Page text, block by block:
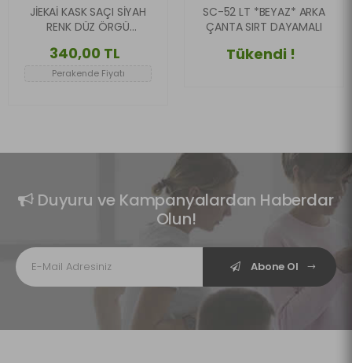
JİEKAİ KASK SAÇI SİYAH
RENK DÜZ ÖRGÜ
340,00 TL
Perakende Fiyatı
SC-52 LT *BEYAZ* ARKA
ÇANTA SIRT DAYAMALI
Tükendi !
Duyuru ve Kampanyalardan Haberdar
Olun!
Abone Ol